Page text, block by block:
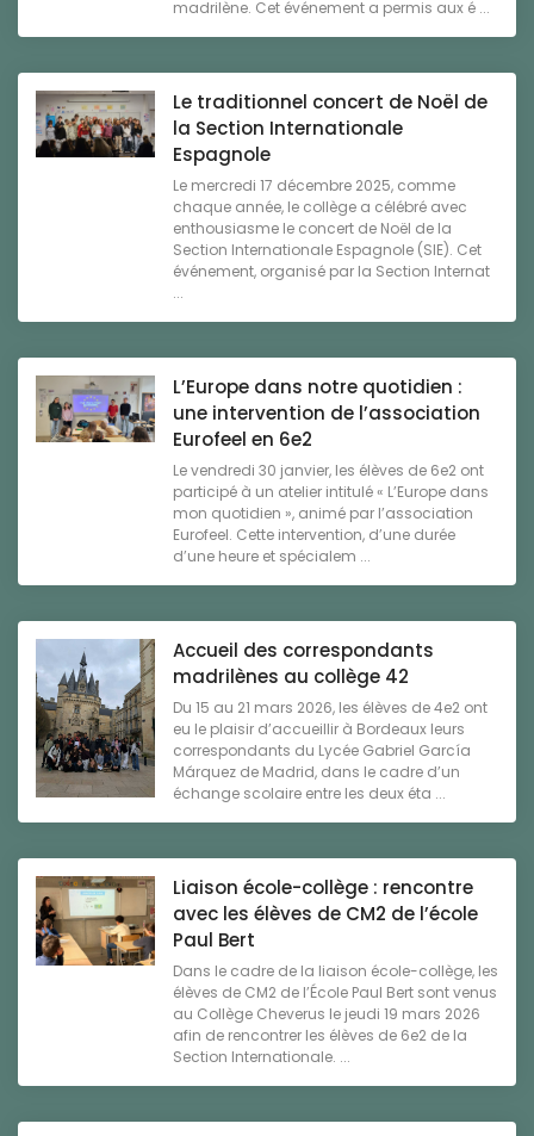
madrilène. Cet événement a permis aux é ...
Le traditionnel concert de Noël de
la Section Internationale
Espagnole
Le mercredi 17 décembre 2025, comme
chaque année, le collège a célébré avec
enthousiasme le concert de Noël de la
Section Internationale Espagnole (SIE). Cet
événement, organisé par la Section Internat
...
L’Europe dans notre quotidien :
une intervention de l’association
Eurofeel en 6e2
Le vendredi 30 janvier, les élèves de 6e2 ont
participé à un atelier intitulé « L’Europe dans
mon quotidien », animé par l’association
Eurofeel. Cette intervention, d’une durée
d’une heure et spécialem ...
Accueil des correspondants
madrilènes au collège 42
Du 15 au 21 mars 2026, les élèves de 4e2 ont
eu le plaisir d’accueillir à Bordeaux leurs
correspondants du Lycée Gabriel García
Márquez de Madrid, dans le cadre d’un
échange scolaire entre les deux éta ...
Liaison école-collège : rencontre
avec les élèves de CM2 de l’école
Paul Bert
Dans le cadre de la liaison école-collège, les
élèves de CM2 de l’École Paul Bert sont venus
au Collège Cheverus le jeudi 19 mars 2026
afin de rencontrer les élèves de 6e2 de la
Section Internationale. ...